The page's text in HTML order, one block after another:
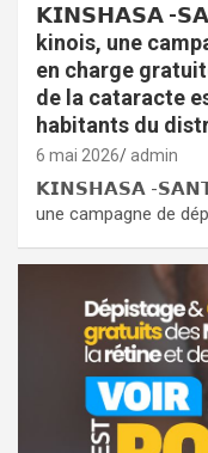
𝗞𝗜𝗡𝗦𝗛𝗔𝗦𝗔 -
kinois, une
en charge
de la cataracte
habitants du
6 mai 2026 admin
𝗞𝗜𝗡𝗦𝗛𝗔𝗦𝗔 -𝗦𝗔𝗡𝗧𝗘
une campagne de